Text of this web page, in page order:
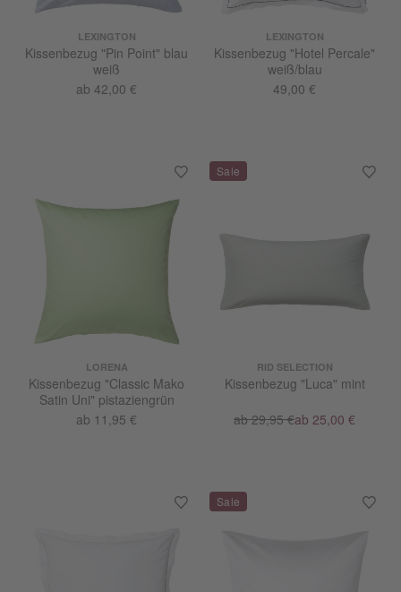
LEXINGTON
Kissenbezug "Pin Point" blau
weiß
ab 42,00 €
LEXINGTON
Kissenbezug "Hotel Percale"
weiß/blau
49,00 €
LORENA
Kissenbezug "Classic Mako
Satin Uni" pistaziengrün
ab 11,95 €
RID SELECTION
Kissenbezug "Luca" mint
ab 29,95 €ab 25,00 €